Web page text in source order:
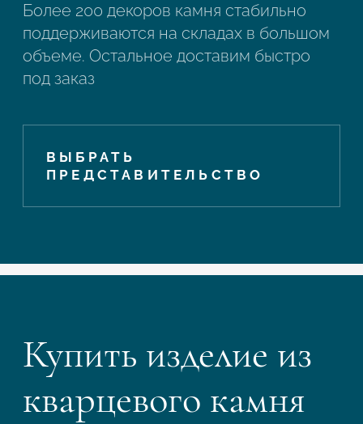
Более 200 декоров камня стабильно
поддерживаются на складах в большом
объеме. Остальное доставим быстро
под заказ
ВЫБРАТЬ
ПРЕДСТАВИТЕЛЬСТВО
Купить изделие из
кварцевого камня